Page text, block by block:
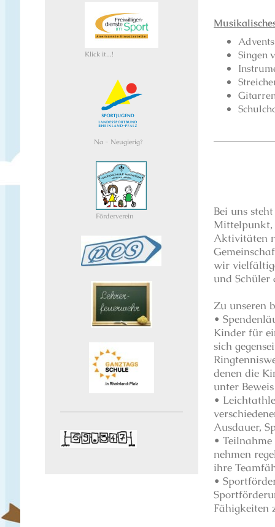
Singen
Bei uns
Mittelpunkt,
Aktivitäten
wir
und
Zu unseren
•
Kinder für
sich
denen die
unter
•
Ausdauer,
•
nehmen
ihre
•
Fähigkeiten
Klick it...!
Na - Neugierig?
Förderverein